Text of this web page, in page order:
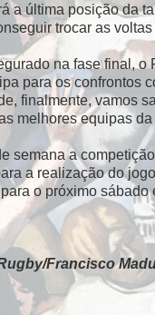
a última posição da
trocar as
na fase final, o
para os confrontos
finalmente, vamos
melhores equipas
semana a
a realização do
o próximo sábado
Francisco